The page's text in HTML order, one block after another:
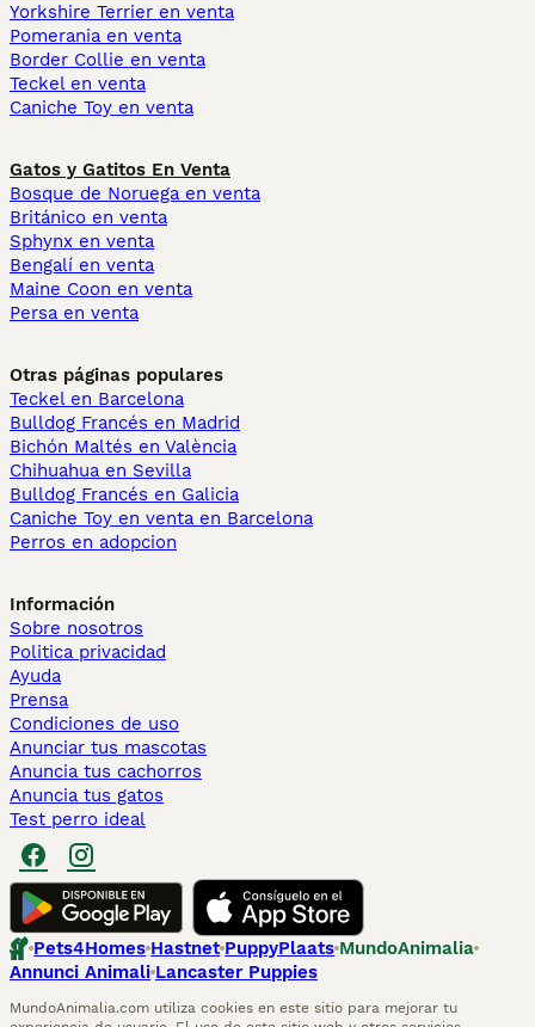
Yorkshire Terrier en venta
Pomerania en venta
Border Collie en venta
Teckel en venta
Caniche Toy en venta
Gatos y Gatitos En Venta
Bosque de Noruega en venta
Británico en venta
Sphynx en venta
Bengalí en venta
Maine Coon en venta
Persa en venta
Otras páginas populares
Teckel en Barcelona
Bulldog Francés en Madrid
Bichón Maltés en València
Chihuahua en Sevilla
Bulldog Francés en Galicia
Caniche Toy en venta en Barcelona
Perros en adopcion
Información
Sobre nosotros
Politica privacidad
Ayuda
Prensa
Condiciones de uso
Anunciar tus mascotas
Anuncia tus cachorros
Anuncia tus gatos
Test perro ideal
Pets4Homes Hastnet PuppyPlaats MundoAnimalia
Annunci Animali Lancaster Puppies
MundoAnimalia.com utiliza cookies en este sitio para mejorar tu